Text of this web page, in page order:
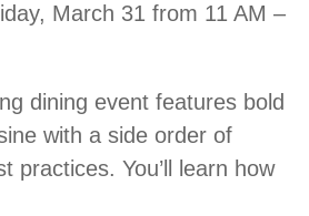
March 31 from 11 AM –
dining event features bold
with a side order of
practices. You’ll learn how